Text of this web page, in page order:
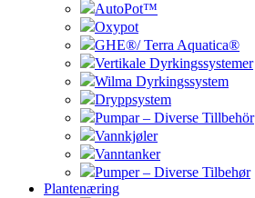
AutoPot™
Oxypot
GHE®/ Terra Aquatica®
Vertikale Dyrkingssystemer
Wilma Dyrkingssystem
Dryppsystem
Pumpar – Diverse Tillbehör
Vannkjøler
Vanntanker
Pumper – Diverse Tilbehør
Plantenæring